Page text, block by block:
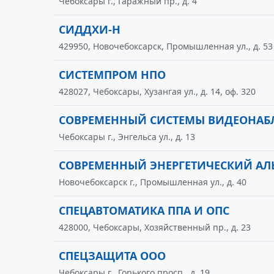
СИДДХИ-Н
429950, Новочебоксарск, Промышленная ул., д. 53
СИСТЕМПРОМ НПО
428027, Чебоксары, Хузангая ул., д. 14, оф. 320
СОВРЕМЕННЫЙ СИСТЕМЫ
Чебоксары г., Энгельса ул., д. 13
СОВРЕМЕННЫЙ ЭНЕРГЕТИЧЕСКИЙ
Новочебоксарск г., Промышленная ул., д. 40
СПЕЦАВТОМАТИКА ППА И ОПС
428000, Чебоксары, Хозяйственный пр., д. 23
СПЕЦЗАЩИТА ООО